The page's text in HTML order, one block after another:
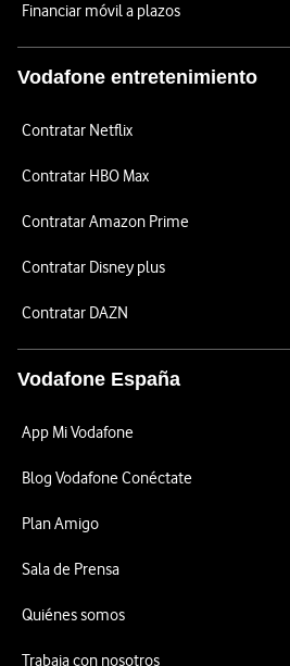
Financiar móvil a plazos
Vodafone entretenimiento
Contratar Netflix
Contratar HBO Max
Contratar Amazon Prime
Contratar Disney plus
Contratar DAZN
Vodafone España
App Mi Vodafone
Blog Vodafone Conéctate
Plan Amigo
Sala de Prensa
Quiénes somos
Trabaja con nosotros